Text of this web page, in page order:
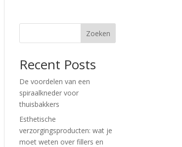
Zoeken
Recent Posts
De voordelen van een
spiraalkneder voor
thuisbakkers
Esthetische
verzorgingsproducten: wat je
moet weten over fillers en